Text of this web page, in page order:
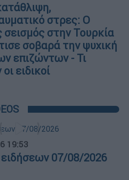
στρες: Ο
σεισμός στην Τουρκία
σοβαρά την ψυχική
επιζώντων - Τι
ειδικοί
19:53
ειδήσεων 07/08/2026